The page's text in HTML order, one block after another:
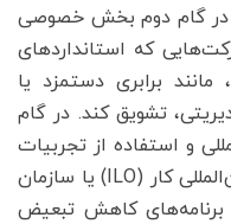
در گام دوم بخش خصوصی
که استانداردهای
برابری دستمزد یا
تشویق کند. در گام
و استفاده از تجربیات
موفق سازمان‌هایی مانند سازمان بین‌المللی کار (ILO) یا سازمان
برنامه‌های کاهش تبعیض